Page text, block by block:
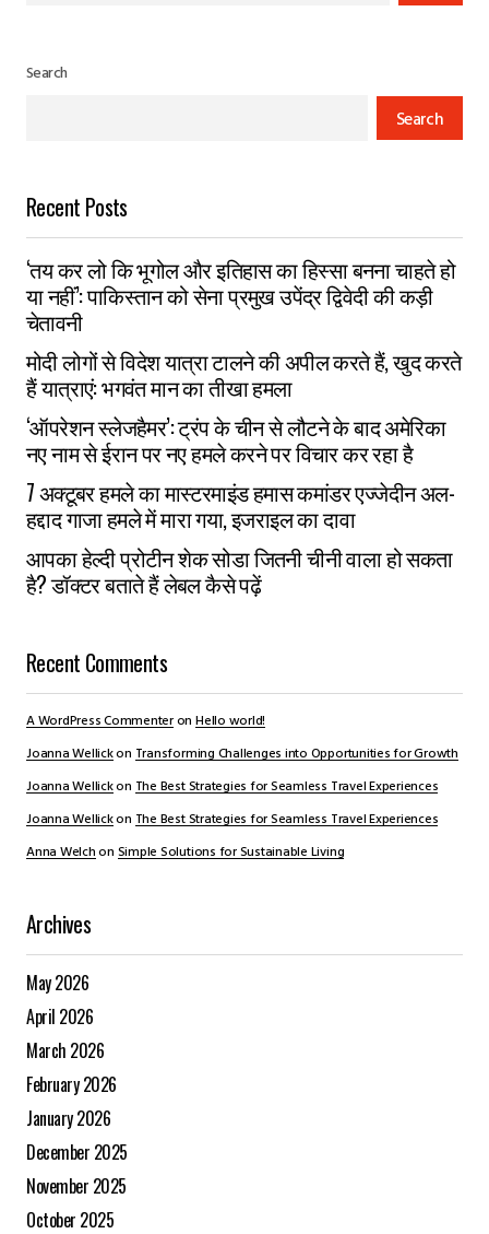
Search
Search
Recent Posts
‘तय कर लो कि भूगोल और इतिहास का हिस्सा बनना चाहते हो
या नहीं’: पाकिस्तान को सेना प्रमुख उपेंद्र द्विवेदी की कड़ी
चेतावनी
मोदी लोगों से विदेश यात्रा टालने की अपील करते हैं, खुद करते
हैं यात्राएं: भगवंत मान का तीखा हमला
‘ऑपरेशन स्लेजहैमर’: ट्रंप के चीन से लौटने के बाद अमेरिका
नए नाम से ईरान पर नए हमले करने पर विचार कर रहा है
7 अक्टूबर हमले का मास्टरमाइंड हमास कमांडर एज्जेदीन अल-
हद्दाद गाजा हमले में मारा गया, इजराइल का दावा
आपका हेल्दी प्रोटीन शेक सोडा जितनी चीनी वाला हो सकता
है? डॉक्टर बताते हैं लेबल कैसे पढ़ें
Recent Comments
A WordPress CommenteronHello world!
Joanna Wellickon Transforming Challenges into Opportunities for Growth
Joanna Wellickon The Best Strategies for Seamless Travel Experiences
Joanna Wellickon The Best Strategies for Seamless Travel Experiences
Anna Welchon Simple Solutions for Sustainable Living
Archives
May 2026
April 2026
March 2026
February 2026
January 2026
December 2025
November 2025
October 2025